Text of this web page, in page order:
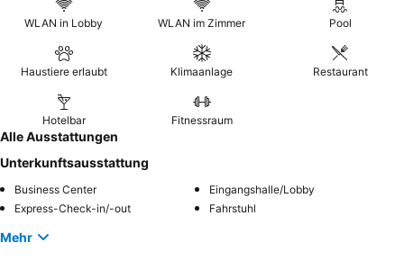
WLAN in Lobby WLAN im Zimmer Pool
Haustiere erlaubt Klimaanlage Restaurant
Hotelbar Fitnessraum
Alle Ausstattungen
Unterkunftsausstattung
Business Center
Eingangshalle/Lobby
Express-Check-in/-out
Fahrstuhl
Mehr